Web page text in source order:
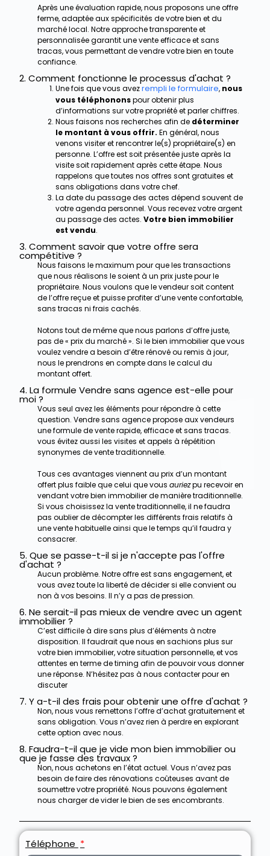
Après une évaluation rapide, nous proposons une offre
ferme, adaptée aux spécificités de votre bien et du
marché local. Notre approche transparente et
personnalisée garantit une vente efficace et sans
tracas, vous permettant de vendre votre bien en toute
confiance.
2. Comment fonctionne le processus d'achat ?
Une fois que vous avezrempli le formulaire, nous
vous téléphononspour obtenir plus
d’informations sur votre propriété et parler chiffres.
Nous faisons nos recherches afin de déterminer
le montant à vous offrir. En général, nous
venons visiter et rencontrer le(s) propriétaire(s) en
personne. L’offre est soit présentée juste après la
visite soit rapidement après cette étape. Nous
rappelons que toutes nos offres sont gratuites et
sans obligations dans votre chef.
La date du passage des actes dépend souvent de
votre agenda personnel. Vous recevez votre argent
au passage des actes. Votre bien immobilier
est vendu.
3. Comment savoir que votre offre sera
compétitive ?
Nous faisons le maximum pour que les transactions
que nous réalisons le soient à un prix juste pour le
propriétaire. Nous voulons que le vendeur soit content
de l’offre reçue et puisse profiter d’une vente confortable,
sans tracas ni frais cachés.
Notons tout de même que nous parlons d’offre juste,
pas de « prix du marché ». Si le bien immobilier que vous
voulez vendre a besoin d’être rénové ou remis à jour,
nous le prendrons en compte dans le calcul du
montant offert.
4. La formule Vendre sans agence est-elle pour
moi ?
Vous seul avez les éléments pour répondre à cette
question. Vendre sans agence propose aux vendeurs
une formule de vente rapide, efficace et sans tracas.
vous évitez aussi les visites et appels à répétition
synonymes de vente traditionnelle.
Tous ces avantages viennent au prix d’un montant
offert plus faible que celui que vous auriezpu recevoir en
vendant votre bien immobilier de manière traditionnelle.
Si vous choisissez la vente traditionnelle, il ne faudra
pas oublier de décompter les différents frais relatifs à
une vente habituelle ainsi que le temps qu’il faudra y
consacrer.
5. Que se passe-t-il si je n'accepte pas l'offre
d'achat ?
Aucun problème. Notre offre est sans engagement, et
vous avez toute la liberté de décider si elle convient ou
non à vos besoins. Il n’y a pas de pression.
6. Ne serait-il pas mieux de vendre avec un agent
immobilier ?
C’est difficile à dire sans plus d’éléments à notre
disposition. Il faudrait que nous en sachions plus sur
votre bien immobilier, votre situation personnelle, et vos
attentes en terme de timing afin de pouvoir vous donner
une réponse. N’hésitez pas à nous contacter pour en
discuter
7. Y a-t-il des frais pour obtenir une offre d'achat ?
Non, nous vous remettons l’offre d’achat gratuitement et
sans obligation. Vous n’avez rien à perdre en explorant
cette option avec nous.
8. Faudra-t-il que je vide mon bien immobilier ou
que je fasse des travaux ?
Non, nous achetons en l’état actuel. Vous n’avez pas
besoin de faire des rénovations coûteuses avant de
soumettre votre propriété. Nous pouvons également
nous charger de vider le bien de ses encombrants.
Téléphone